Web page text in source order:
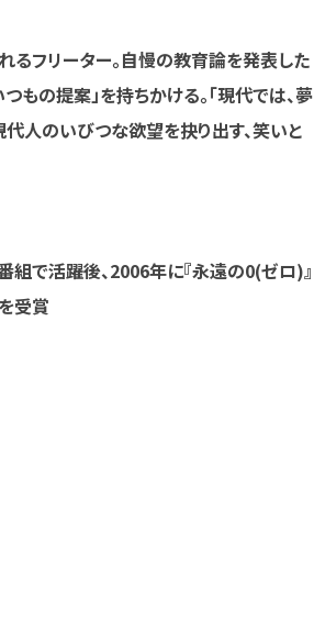
るフリーター。自慢の教育論を発表した
の提案」を持ちかける。「現代では、夢
人のいびつな欲望を抉り出す、笑いと
組で活躍後、2006年に『永遠の0(ゼロ)』
受賞